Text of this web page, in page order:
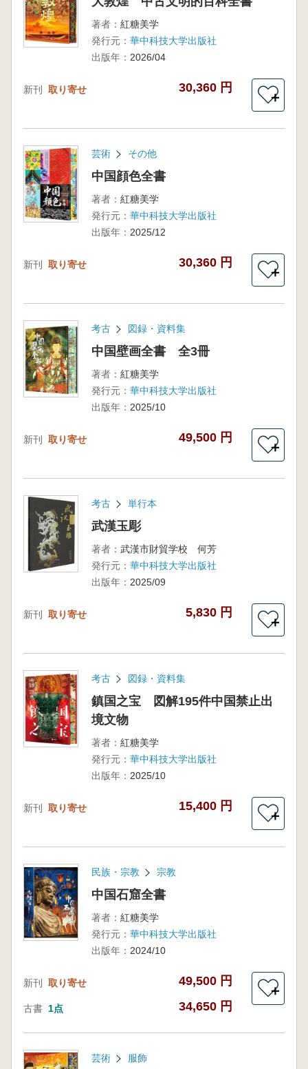
著者： 紅糖美学
発行元： 華中科技大学出版社
出版年： 2026/04
新刊 取り寄せ 30,360 円
＋
芸術 その他
中国顔色全書
著者： 紅糖美学
発行元： 華中科技大学出版社
出版年： 2025/12
新刊 取り寄せ 30,360 円
＋
考古 図録・資料集
中国壁画全書 全3冊
著者： 紅糖美学
発行元： 華中科技大学出版社
出版年： 2025/10
新刊 取り寄せ 49,500 円
＋
考古 単行本
武漢玉彫
著者： 武漢市財貿学校 何芳
発行元： 華中科技大学出版社
出版年： 2025/09
新刊 取り寄せ 5,830 円
＋
考古 図録・資料集
鎮国之宝 図解195件中国禁止出
境文物
著者： 紅糖美学
発行元： 華中科技大学出版社
出版年： 2025/10
新刊 取り寄せ 15,400 円
＋
民族・宗教 宗教
中国石窟全書
著者： 紅糖美学
発行元： 華中科技大学出版社
出版年： 2024/10
新刊 取り寄せ 49,500 円
古書 1点 34,650 円
＋
芸術 服飾